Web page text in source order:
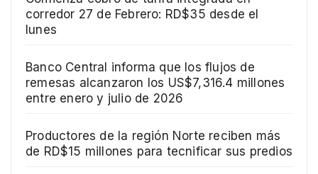
corredor 27 de Febrero: RD$35 desde el
lunes
Banco Central informa que los flujos de
remesas alcanzaron los US$7,316.4 millones
entre enero y julio de 2026
Productores de la región Norte reciben más
de RD$15 millones para tecnificar sus predios